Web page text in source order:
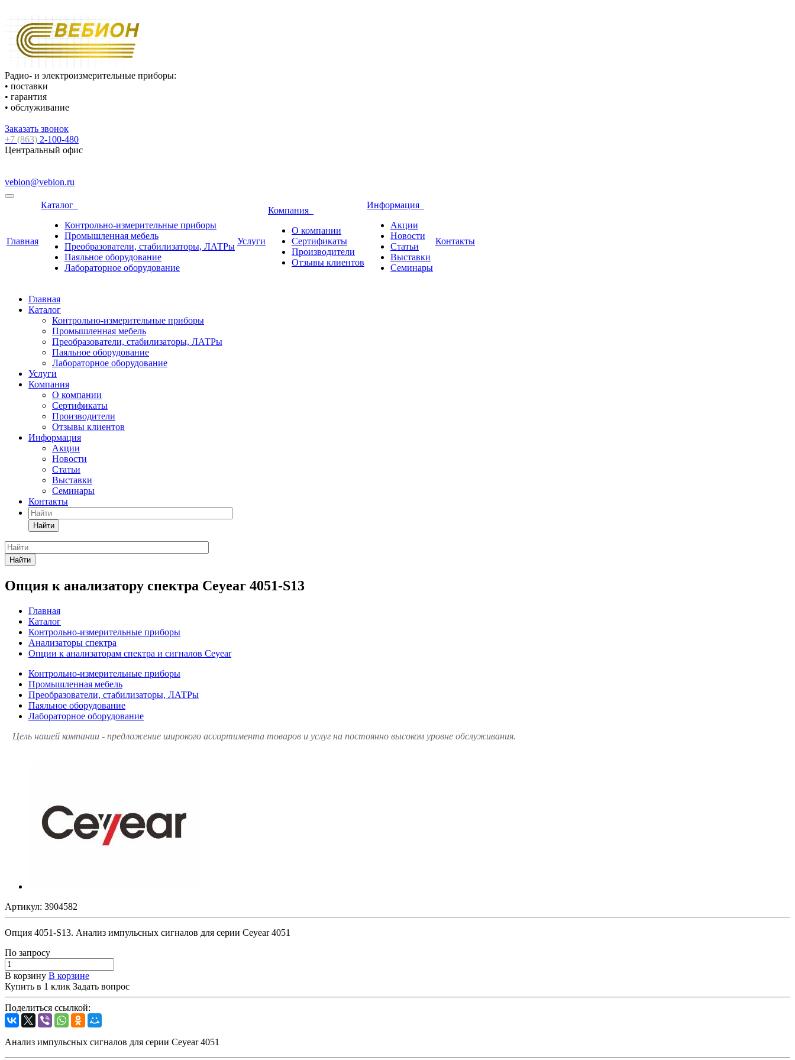
Радио- и электроизмерительные приборы:
• поставки
• гарантия
• обслуживание
Заказать звонок
+7 (863) 2-100-480
Центральный офис
vebion@vebion.ru
Главная
Каталог
Контрольно-измерительные приборы
Промышленная мебель
Преобразователи, стабилизаторы, ЛАТРы
Паяльное оборудование
Лабораторное оборудование
Услуги
Компания
О компании
Сертификаты
Производители
Отзывы клиентов
Информация
Акции
Новости
Статьи
Выставки
Семинары
Контакты
Главная
Каталог
Контрольно-измерительные приборы
Промышленная мебель
Преобразователи, стабилизаторы, ЛАТРы
Паяльное оборудование
Лабораторное оборудование
Услуги
Компания
О компании
Сертификаты
Производители
Отзывы клиентов
Информация
Акции
Новости
Статьи
Выставки
Семинары
Контакты
Найти
Найти
Опция к анализатору спектра Ceyear 4051-S13
Главная
Каталог
Контрольно-измерительные приборы
Анализаторы спектра
Опции к анализаторам спектра и сигналов Ceyear
Контрольно-измерительные приборы
Промышленная мебель
Преобразователи, стабилизаторы, ЛАТРы
Паяльное оборудование
Лабораторное оборудование
Цель нашей компании - предложение широкого ассортимента товаров и услуг на постоянно высоком уровне обслуживания.
Артикул: 3904582
Опция 4051-S13. Анализ импульсных сигналов для серии Ceyear 4051
По запросу
В корзину В корзине
Купить в 1 клик Задать вопрос
Поделиться ссылкой:
Анализ импульсных сигналов для серии Ceyear 4051